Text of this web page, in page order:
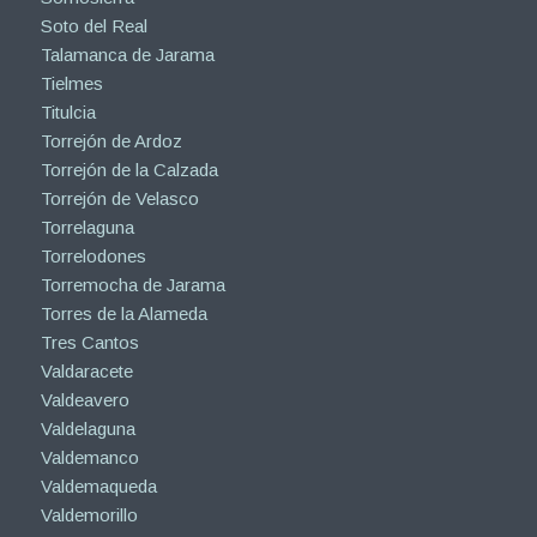
Soto del Real
Talamanca de Jarama
Tielmes
Titulcia
Torrejón de Ardoz
Torrejón de la Calzada
Torrejón de Velasco
Torrelaguna
Torrelodones
Torremocha de Jarama
Torres de la Alameda
Tres Cantos
Valdaracete
Valdeavero
Valdelaguna
Valdemanco
Valdemaqueda
Valdemorillo